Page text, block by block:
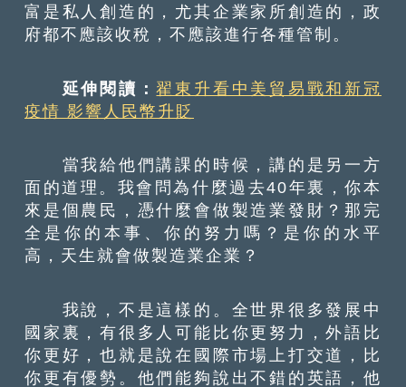
富是私人創造的，尤其企業家所創造的，政
府都不應該收稅，不應該進行各種管制。
延伸閱讀：翟東升看中美貿易戰和新冠
疫情 影響人民幣升貶
當我給他們講課的時候，講的是另一方
面的道理。我會問為什麼過去40年裏，你本
來是個農民，憑什麼會做製造業發財？那完
全是你的本事、你的努力嗎？是你的水平
高，天生就會做製造業企業？
我說，不是這樣的。全世界很多發展中
國家裏，有很多人可能比你更努力，外語比
你更好，也就是說在國際市場上打交道，比
你更有優勢。他們能夠說出不錯的英語，他